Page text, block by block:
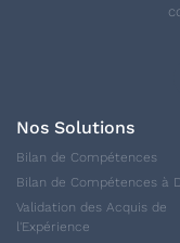
Nos Solutions
Bilan de Compétences
Bilan de Compétences à
Validation des Acquis de
l'Expérience